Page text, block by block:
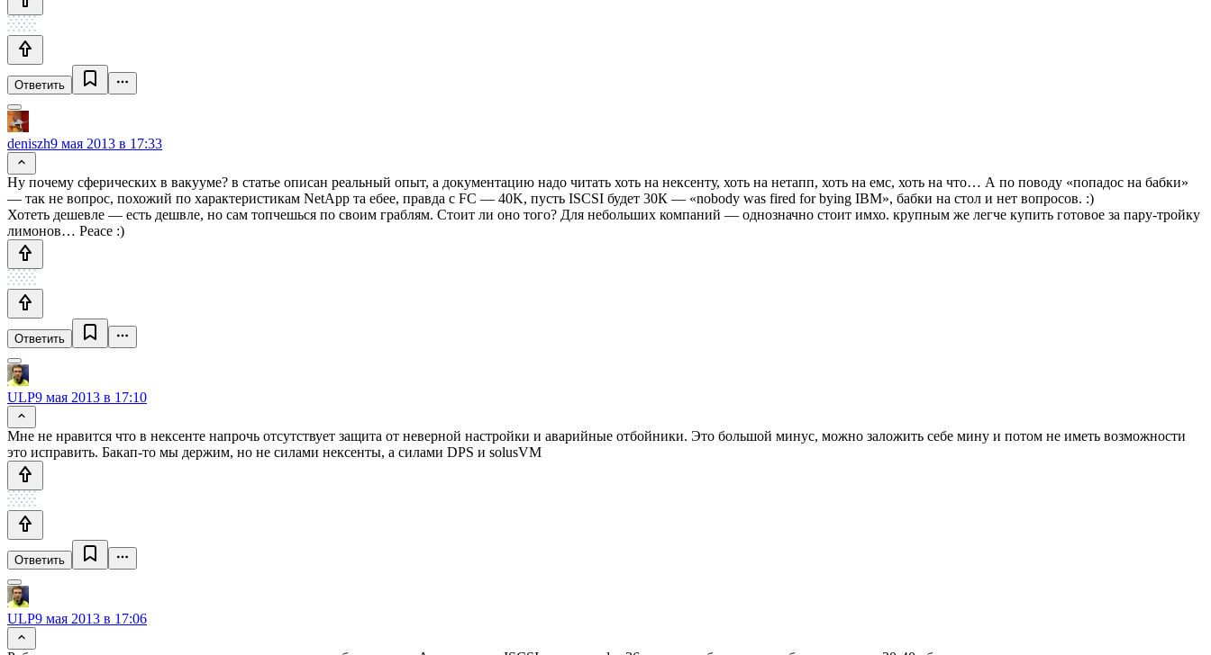
Ответить
deniszh9 мая 2013 в 17:33
Ну почему сферических в вакууме? в статье описан реальный опыт, а документацию надо читать хоть на нексенту, хоть на нетапп, хоть на емс, хоть на что… А по поводу «попадос на бабки»
— так не вопрос, похожий по характеристикам NetApp та ебее, правда с FC — 40K, пусть ISCSI будет 30К — «nobody was fired for bying IBM», бабки на стол и нет вопросов. :)
Хотеть дешевле — есть дешвле, но сам топчешься по своим граблям. Стоит ли оно того? Для небольших компаний — однозначно стоит имхо. крупным же легче купить готовое за пару-тройку
лимонов… Peace :)
Ответить
ULP9 мая 2013 в 17:10
Мне не нравится что в нексенте напрочь отсутствует защита от неверной настройки и аварийные отбойники. Это большой минус, можно заложить себе мину и потом не иметь возможности
это исправить. Бакап-то мы держим, но не силами нексенты, а силами DPS и solusVM
Ответить
ULP9 мая 2013 в 17:06